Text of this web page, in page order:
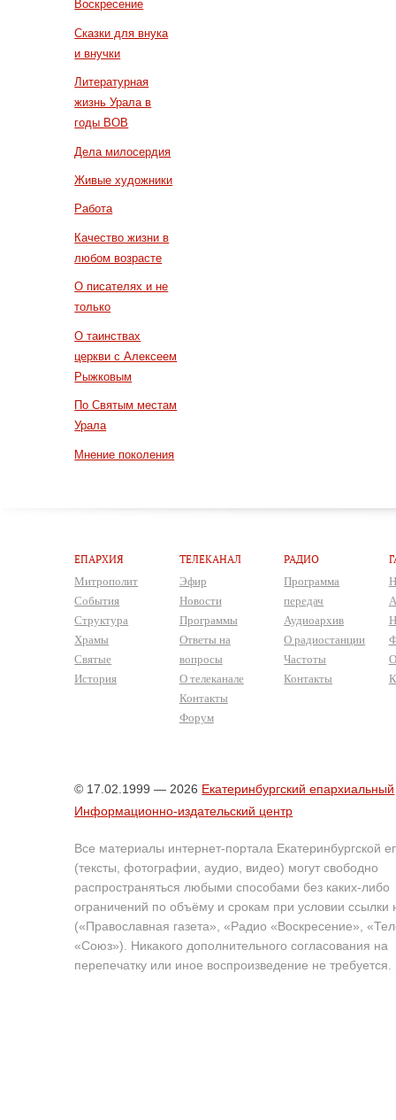
Воскресение
Сказки для внука
и внучки
Литературная
жизнь Урала в
годы ВОВ
Дела милосердия
Живые художники
Работа
Качество жизни в
любом возрасте
О писателях и не
только
О таинствах
церкви с Алексеем
Рыжковым
По Святым местам
Урала
Мнение поколения
ЕПАРХИЯ
Митрополит
События
Структура
Храмы
Святые
История
ТЕЛЕКАНАЛ
Эфир
Новости
Программы
Ответы на
вопросы
О телеканале
Контакты
Форум
РАДИО
Программа
передач
Аудиоархив
О радиостанции
Частоты
Контакты
© 17.02.1999 — 2026 Екатеринбургский епархиальный
Информационно-издательский центр
Все материалы интернет-портала Екатеринбургской
(тексты, фотографии, аудио, видео) могут свободно
распространяться любыми способами без каких-либо
ограничений по объёму и срокам при условии ссылки
(«Православная газета», «Радио «Воскресение»,
«Союз»). Никакого дополнительного согласования на
перепечатку или иное воспроизведение не требуется.